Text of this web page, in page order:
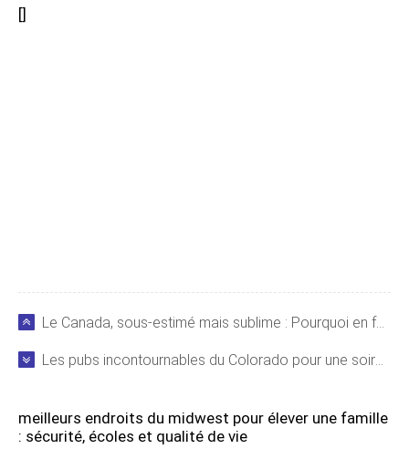
[]
Le Canada, sous-estimé mais sublime : Pourquoi en faire votre prochaine destination voyage
Les pubs incontournables du Colorado pour une soirée inoubliable
meilleurs endroits du midwest pour élever une famille
: sécurité, écoles et qualité de vie